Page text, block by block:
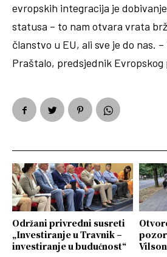
evropskih integracija je
statusa – to nam otvara vrata
članstvo u EU, ali sve je do nas.
Praštalo, predsjednik Evropskog
Održani privredni susreti
„Investiranje u Travnik –
investiranje u budućnost“